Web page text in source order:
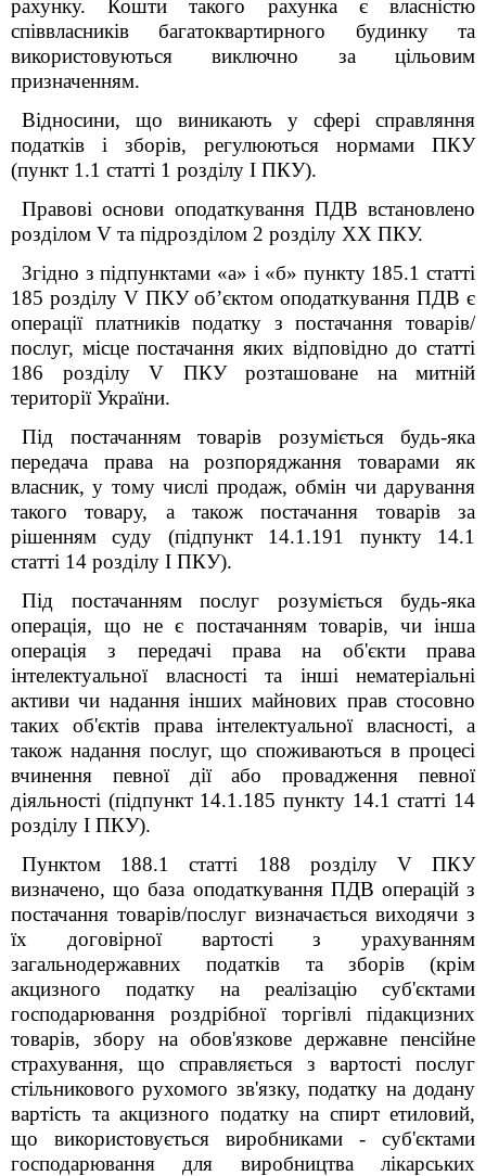
рахунку. Кошти такого рахунка є власністю
співвласників багатоквартирного будинку та
використовуються виключно за цільовим
призначенням.
Відносини, що виникають у сфері справляння
податків і зборів, регулюються нормами ПКУ
(пункт 1.1 статті 1 розділу I ПКУ).
Правові основи оподаткування ПДВ встановлено
розділом V та підрозділом 2 розділу XX ПКУ.
Згідно з підпунктами «а» і «б» пункту 185.1 статті
185 розділу V ПКУ об’єктом оподаткування ПДВ є
операції платників податку з постачання товарів/
послуг, місце постачання яких відповідно до статті
186 розділу V ПКУ розташоване на митній
території України.
Під постачанням товарів розуміється будь-яка
передача права на розпоряджання товарами як
власник, у тому числі продаж, обмін чи дарування
такого товару, а також постачання товарів за
рішенням суду (підпункт 14.1.191 пункту 14.1
статті 14 розділу I ПКУ).
Під постачанням послуг розуміється будь-яка
операція, що не є постачанням товарів, чи інша
операція з передачі права на об'єкти права
інтелектуальної власності та інші нематеріальні
активи чи надання інших майнових прав стосовно
таких об'єктів права інтелектуальної власності, а
також надання послуг, що споживаються в процесі
вчинення певної дії або провадження певної
діяльності (підпункт 14.1.185 пункту 14.1 статті 14
розділу I ПКУ).
Пунктом 188.1 статті 188 розділу V ПКУ
визначено, що база оподаткування ПДВ операцій з
постачання товарів/послуг визначається виходячи з
їх договірної вартості з урахуванням
загальнодержавних податків та зборів (крім
акцизного податку на реалізацію суб'єктами
господарювання роздрібної торгівлі підакцизних
товарів, збору на обов'язкове державне пенсійне
страхування, що справляється з вартості послуг
стільникового рухомого зв'язку, податку на додану
вартість та акцизного податку на спирт етиловий,
що використовується виробниками - суб'єктами
господарювання для виробництва лікарських